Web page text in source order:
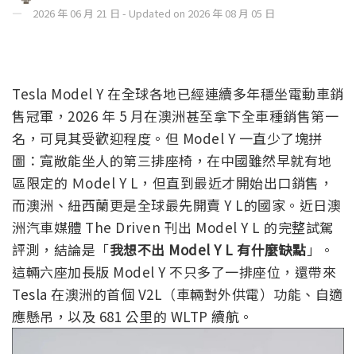
2026 年 06 月 21 日 - Updated on 2026 年 08 月 05 日
Tesla Model Y 在全球各地已經連續多年穩坐電動車銷
售冠軍，2026 年 5 月在澳洲甚至拿下全車種銷售第一
名，可見其受歡迎程度。但 Model Y 一直少了塊拼
圖：寬敞能坐人的第三排座椅，在中國雖然早就有地
區限定的 Ｍodel Y L，但直到最近才開始出口銷售，
而澳洲、紐西蘭更是全球最先開賣 Y L的國家。近日澳
洲汽車媒體 The Driven 刊出 Model Y L 的完整試駕
評測，結論是「我想不出 Model Y L 有什麼缺點」。
這輛六座加長版 Model Y 不只多了一排座位，還帶來
Tesla 在澳洲的首個 V2L（車輛對外供電）功能、自適
應懸吊，以及 681 公里的 WLTP 續航。